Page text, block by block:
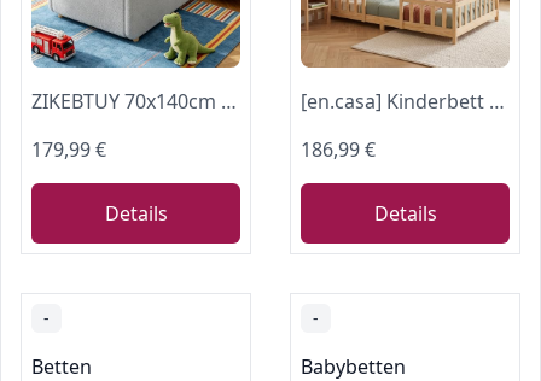
ZIKEBTUY 70x140cm Kinderbett - Komplett gepolstertes Samt, Wolkenweicher Kinderbetten, Bodenbett für Jungen und Mädchen (Grau Wolken)
179,99 €
Details
[en.casa] Kinderbett Treviolo 120x200 cm Holzfarben
186,99 €
Details
-
Betten
-
Babybetten